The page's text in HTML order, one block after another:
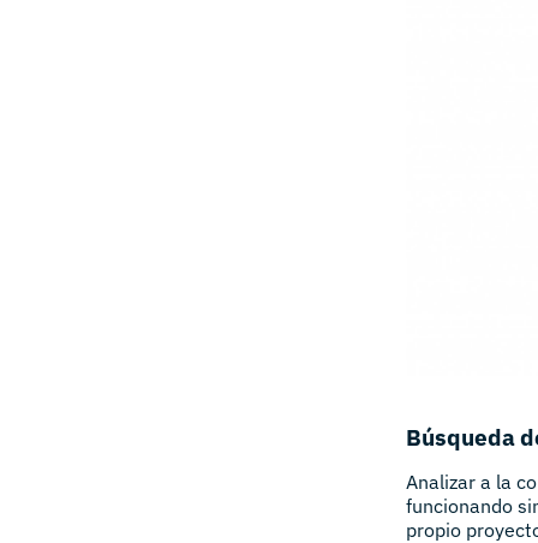
Búsqueda
Analizar a la
funcionando
propio